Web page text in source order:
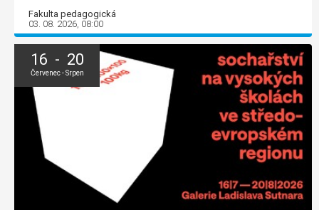
Fakulta pedagogická
03. 08. 2026, 08:00
16 - 20
Červenec - Srpen